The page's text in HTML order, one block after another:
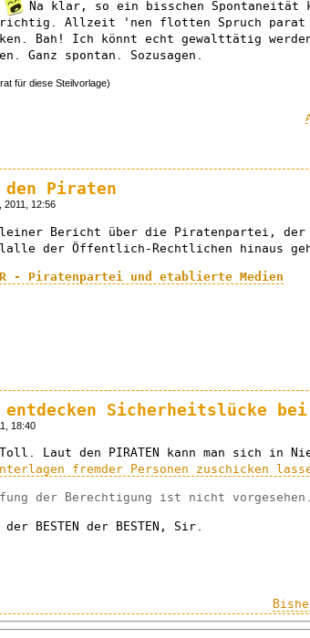
Na klar, so ein bisschen Spontaneität
richtig. Allzeit 'nen flotten Spruch parat
Bah! Ich könnt echt gewalttätig
Ganz spontan. Sozusagen.
für diese Steilvorlage)
den Piraten
2011, 12:56
Bericht über die Piratenpartei,
der Öffentlich-Rechtlichen hinaus
- Piratenpartei und etablierte Medien
entdecken Sicherheitslücke
18:40
Laut den PIRATEN kann man sich in
fremder Personen zuschicken
der Berechtigung ist nicht vorgesehen.
der BESTEN der BESTEN, Sir.